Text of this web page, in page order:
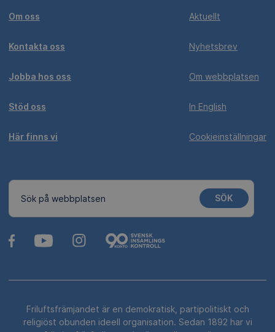
Om oss
Kontakta oss
Jobba hos oss
Stöd oss
Här finns vi
Aktuellt
Nyhetsbrev
Om webbplatsen
In English
Cookieinställningar
Sök på webbplatsen SÖK
Friluftsfrämjandet är en demokratisk, partipolitiskt och
religiöst obunden ideell organisation. Sedan 1892 har vi